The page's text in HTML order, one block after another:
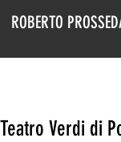
ROBERTO
Teatro Verdi di